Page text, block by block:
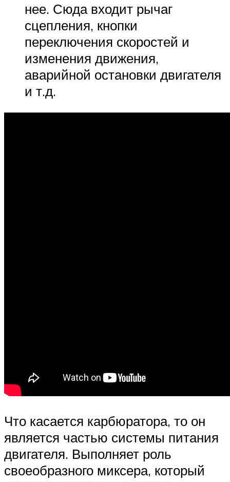
нее. Сюда входит рычаг
сцепления, кнопки
переключения скоростей и
изменения движения,
аварийной остановки двигателя
и т.д.
Что касается карбюратора, то он
является частью системы питания
двигателя. Выполняет роль
своеобразного миксера, который